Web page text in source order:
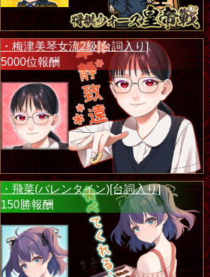
・梅津美琴女流2級[台詞入り]
5000位報酬
・飛菜(バレンタイン)[台詞入り]
150勝報酬